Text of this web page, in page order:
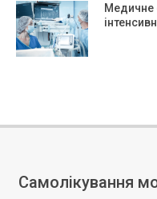
Медичне
Самолікування